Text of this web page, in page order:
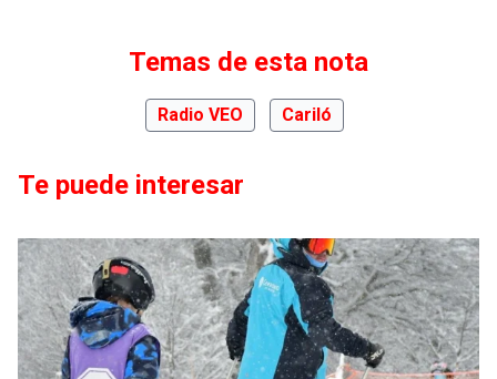
Temas de esta nota
Radio VEO Cariló
Te puede interesar